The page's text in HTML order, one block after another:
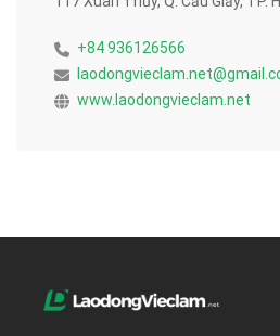
+84 936126566
www.laodongvieclam.net